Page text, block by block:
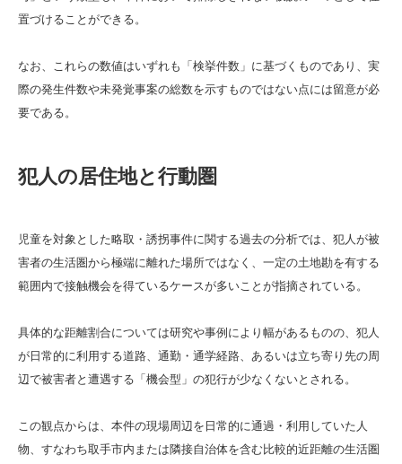
置づけることができる。
なお、これらの数値はいずれも「検挙件数」に基づくものであり、実
際の発生件数や未発覚事案の総数を示すものではない点には留意が必
要である。
犯人の居住地と行動圏
児童を対象とした略取・誘拐事件に関する過去の分析では、犯人が被
害者の生活圏から極端に離れた場所ではなく、一定の土地勘を有する
範囲内で接触機会を得ているケースが多いことが指摘されている。
具体的な距離割合については研究や事例により幅があるものの、犯人
が日常的に利用する道路、通勤・通学経路、あるいは立ち寄り先の周
辺で被害者と遭遇する「機会型」の犯行が少なくないとされる。
この観点からは、本件の現場周辺を日常的に通過・利用していた人
物、すなわち取手市内または隣接自治体を含む比較的近距離の生活圏